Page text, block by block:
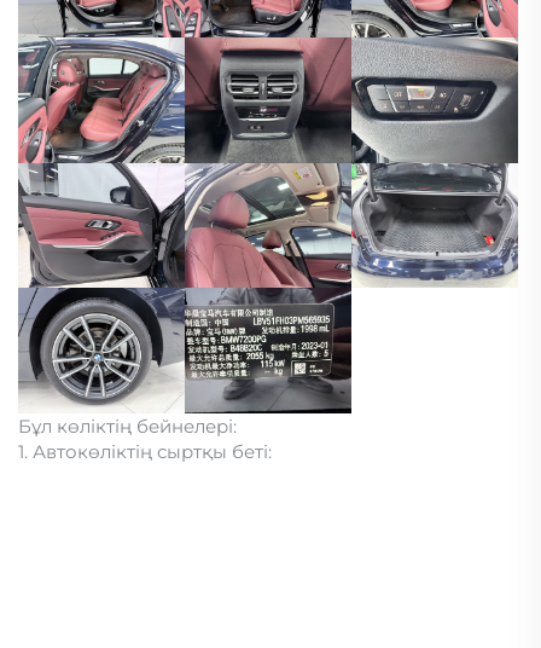
Бұл көліктің бейнелері:
1. Автокөліктің сыртқы беті: